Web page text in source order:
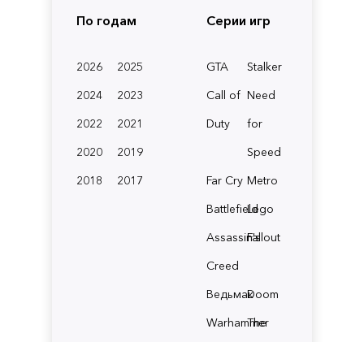
По годам
2026
2025
2024
2023
2022
2021
2020
2019
2018
2017
Серии игр
GTA
Stalker
Call of
Duty
Need
for
Speed
Far Cry Metro
BattlefieldLego
Assassin's
Creed
Fallout
ВедьмакDoom
Warhammer
The